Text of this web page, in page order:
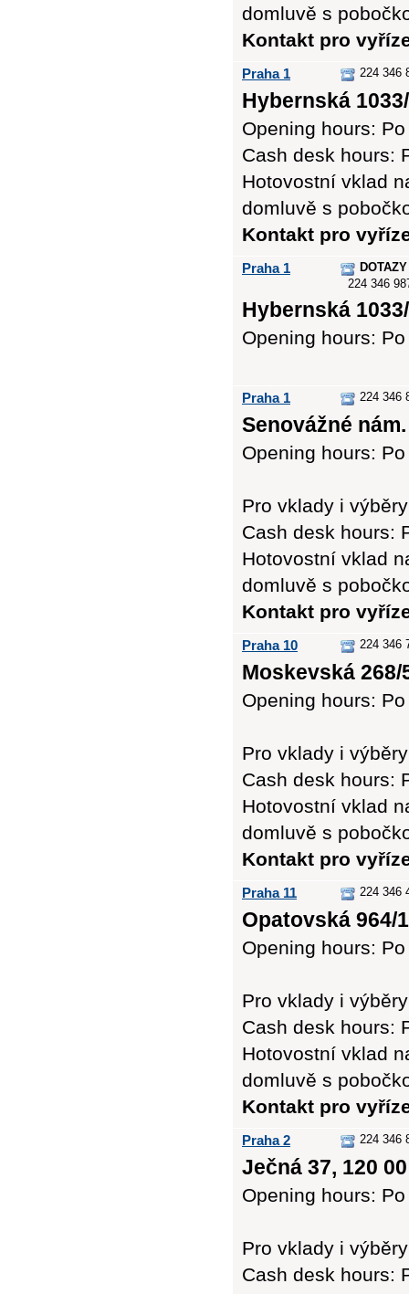
domluvě s
Kontakt pro
Praha 1 224 346
Hybernská
Opening hours:
Cash desk hours:
Hotovostní vklad
domluvě s
Kontakt pro
Praha 1
224 346
Hybernská
Opening hours:
Praha 1 224 346
Senovážné
Opening hours:
Pro vklady i
Cash desk hours:
Hotovostní vklad
domluvě s
Kontakt pro
Praha 10 224 346
Moskevská 268/
Opening hours:
Pro vklady i
Cash desk hours:
Hotovostní vklad
domluvě s
Kontakt pro
Praha 11 224 346
Opatovská 964/
Opening hours:
Pro vklady i
Cash desk hours:
Hotovostní vklad
domluvě s
Kontakt pro
Praha 2 224 346
Ječná 37, 120 00
Opening hours:
Pro vklady i
Cash desk hours: